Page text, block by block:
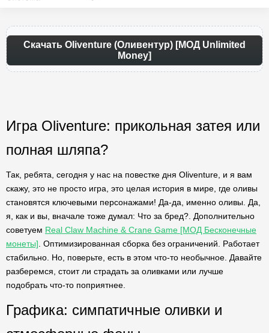
Скачать Oliventure (Оливентур) [МОД Unlimited
Money]
Игра Oliventure: прикольная затея или
полная шляпа?
Так, ребята, сегодня у нас на повестке дня Oliventure, и я вам
скажу, это не просто игра, это целая история в мире, где оливы
становятся ключевыми персонажами! Да-да, именно оливы. Да,
я, как и вы, вначале тоже думал: Что за бред?. Дополнительно
советуем Real Claw Machine & Crane Game [МОД Бесконечные
монеты] . Оптимизированная сборка без ограничений. Работает
стабильно. Но, поверьте, есть в этом что-то необычное. Давайте
разберемся, стоит ли страдать за оливками или лучше
подобрать что-то поприятнее.
Графика: симпатичные оливки и